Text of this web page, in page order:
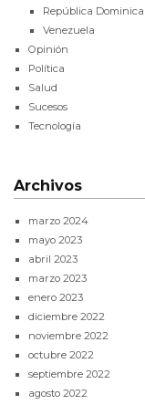
República
Venezuela
Opinión
Política
Salud
Sucesos
Tecnología
Archivos
marzo 2024
mayo 2023
abril 2023
marzo 2023
enero 2023
diciembre 2022
noviembre 2022
octubre 2022
septiembre 2022
agosto 2022